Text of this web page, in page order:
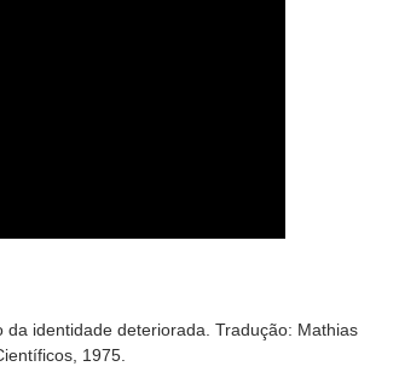
identidade deteriorada. Tradução: Mathias
1975.